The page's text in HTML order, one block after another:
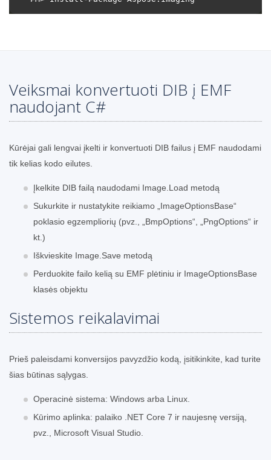
Veiksmai konvertuoti DIB į EMF
naudojant C#
Kūrėjai gali lengvai įkelti ir konvertuoti DIB failus į EMF naudodami
tik kelias kodo eilutes.
Įkelkite DIB failą naudodami Image.Load metodą
Sukurkite ir nustatykite reikiamo „ImageOptionsBase“
poklasio egzempliorių (pvz., „BmpOptions“, „PngOptions“ ir
kt.)
Iškvieskite Image.Save metodą
Perduokite failo kelią su EMF plėtiniu ir ImageOptionsBase
klasės objektu
Sistemos reikalavimai
Prieš paleisdami konversijos pavyzdžio kodą, įsitikinkite, kad turite
šias būtinas sąlygas.
Operacinė sistema: Windows arba Linux.
Kūrimo aplinka: palaiko .NET Core 7 ir naujesnę versiją,
pvz., Microsoft Visual Studio.